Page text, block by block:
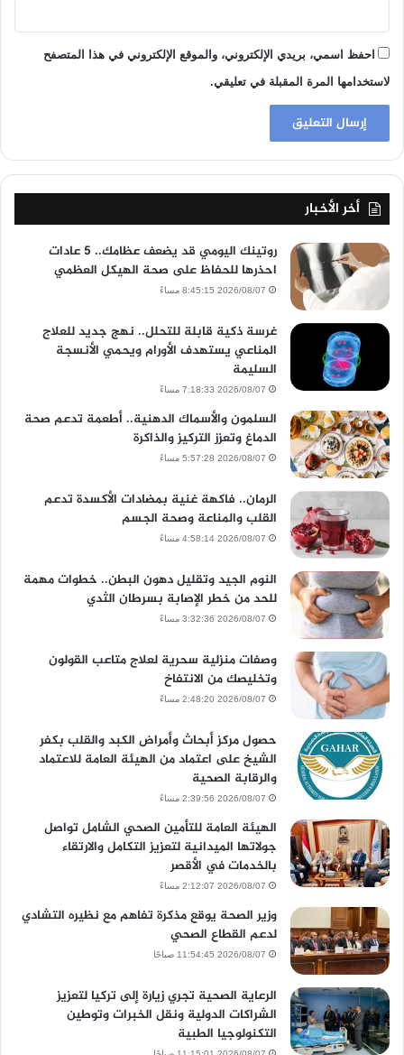
احفظ اسمي، بريدي الإلكتروني، والموقع الإلكتروني في هذا المتصفح
لاستخدامها المرة المقبلة في تعليقي.
أخر الأخبار
روتينك اليومي قد يضعف عظامك.. 5 عادات
احذرها للحفاظ على صحة الهيكل العظمي
2026/08/07 8:45:15 مساءً
غرسة ذكية قابلة للتحلل.. نهج جديد للعلاج
المناعي يستهدف الأورام ويحمي الأنسجة
السليمة
2026/08/07 7:18:33 مساءً
السلمون والأسماك الدهنية.. أطعمة تدعم صحة
الدماغ وتعزز التركيز والذاكرة
2026/08/07 5:57:28 مساءً
الرمان.. فاكهة غنية بمضادات الأكسدة تدعم
القلب والمناعة وصحة الجسم
2026/08/07 4:58:14 مساءً
النوم الجيد وتقليل دهون البطن.. خطوات مهمة
للحد من خطر الإصابة بسرطان الثدي
2026/08/07 3:32:36 مساءً
وصفات منزلية سحرية لعلاج متاعب القولون
وتخليصك من الانتفاخ
2026/08/07 2:48:20 مساءً
حصول مركز أبحاث وأمراض الكبد والقلب بكفر
الشيخ على اعتماد من الهيئة العامة للاعتماد
والرقابة الصحية
2026/08/07 2:39:56 مساءً
الهيئة العامة للتأمين الصحي الشامل تواصل
جولاتها الميدانية لتعزيز التكامل والارتقاء
بالخدمات في الأقصر
2026/08/07 2:12:07 مساءً
وزير الصحة يوقع مذكرة تفاهم مع نظيره التشادي
لدعم القطاع الصحي
2026/08/07 11:54:45 صباحًا
الرعاية الصحية تجري زيارة إلى تركيا لتعزيز
الشراكات الدولية ونقل الخبرات وتوطين
التكنولوجيا الطبية